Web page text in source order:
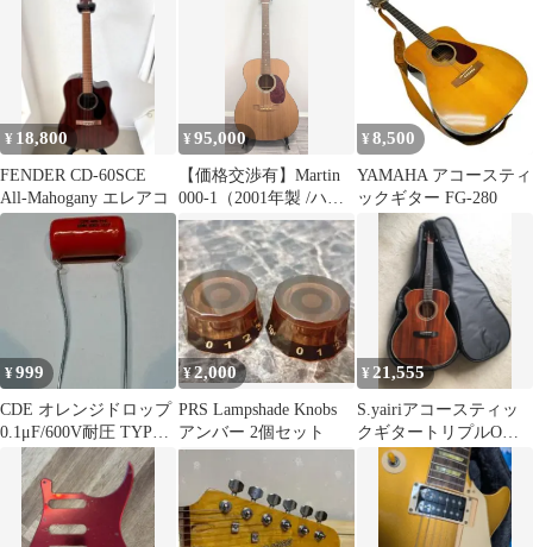
¥ 18,800
FENDER CD-60SCE
All-Mahogany エレアコ
¥95,000
【価格交渉有】Martin
000-1（2001年製 /ハー
ドケース•保証書付)
¥ 8,500
YAMAHA アコースティ
ックギター FG-280
¥999
CDE オレンジドロップ
0.1μF/600V耐圧 TYPE
PS/418P
¥2,000
PRS Lampshade Knobs
アンバー 2個セット
¥ 21,555
S.yairiアコースティッ
クギタートリプルOサ
イズマホガニー単板